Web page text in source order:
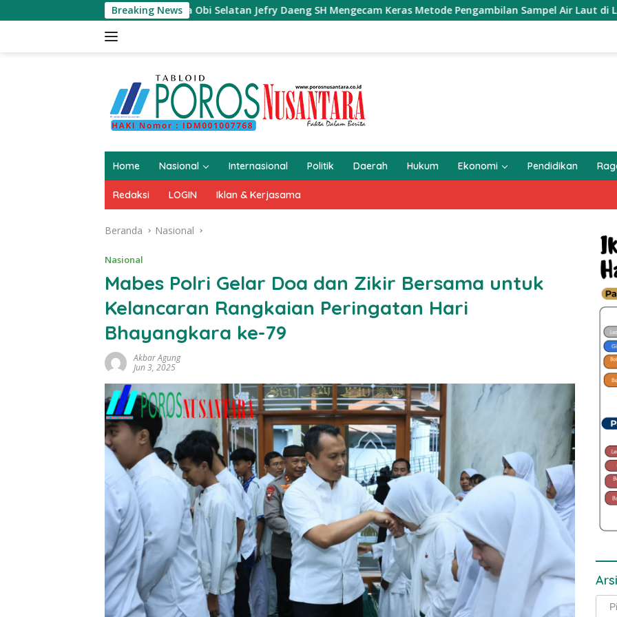
ke
Breaking News
Canga Muda Obi Selatan Jefry Daeng SH Mengecam Keras Metode Pengambilan Sampel Air Laut di Laut yang Bersih
Home Nasional Internasional Politik Daerah Hukum Ekonomi Pendidikan
Redaksi LOGIN Iklan & Kerjasama
Beranda Nasional
Nasional
Mabes Polri Gelar Doa dan Zikir Bersama untuk
Kelancaran Rangkaian Peringatan Hari
Bhayangkara ke-79
Akbar Agung
Jun 3, 2025
Arsip